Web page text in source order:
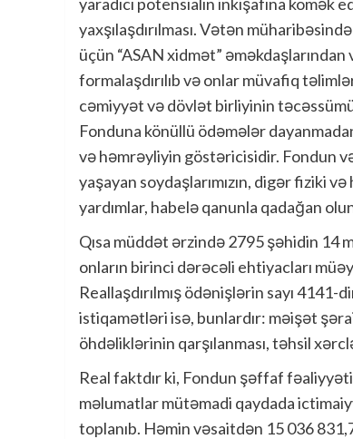
yaxşılaşdırılması. Vətən
üçün “ASAN xidmət”
formalaşdırılıb və onlar müvafiq
cəmiyyət və dövlət birliyinin
Fonduna könüllü ödəmələr
və həmrəyliyin göstəricisidir. Fondun
yaşayan soydaşlarımızın, digər fiziki
yardımlar, habelə qanunla qadağan
Qısa müddət ərzində 2795 şəhidin 14
onların birinci dərəcəli ehtiyacları
Reallaşdırılmış ödənişlərin sayı
istiqamətləri isə, bunlardır: məişət
öhdəliklərinin qarşılanması, təhsil
Real faktdır ki, Fondun şəffaf
məlumatlar mütəmadi qaydada
toplanıb. Həmin vəsaitdən 15 036